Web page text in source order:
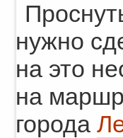
нужно
на это
на
города